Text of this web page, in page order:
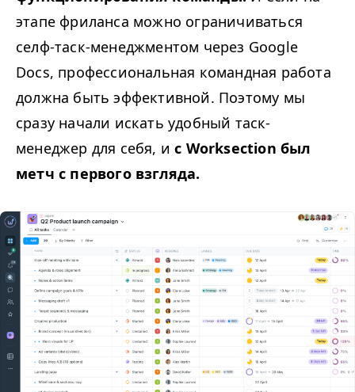
этапе фриланса можно ограничиваться
селф-таск-менеджментом через Google
Docs, профессиональная командная работа
должна быть эффективной. Поэтому мы
сразу начали искать удобный таск-
менеджер для себя, ис Worksection был
метч с первого взгляда.